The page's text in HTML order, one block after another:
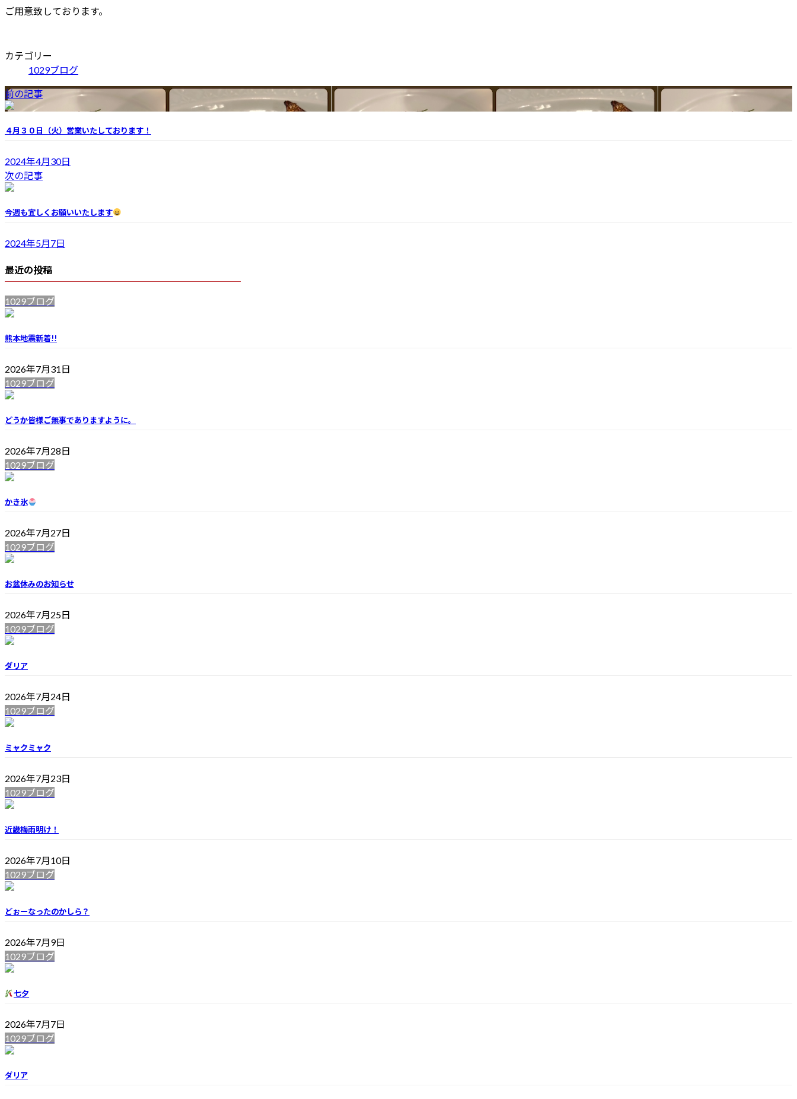
ご用意致しております。
カテゴリー
1029ブログ
前の記事
４月３０日（火）営業いたしております！
2024年4月30日
次の記事
今週も宜しくお願いいたします
2024年5月7日
最近の投稿
1029ブログ
熊本地震新着!!
2026年7月31日
1029ブログ
どうか皆様ご無事でありますように。
2026年7月28日
1029ブログ
かき氷
2026年7月27日
1029ブログ
お盆休みのお知らせ
2026年7月25日
1029ブログ
ダリア
2026年7月24日
1029ブログ
ミャクミャク
2026年7月23日
1029ブログ
近畿梅雨明け！
2026年7月10日
1029ブログ
どぉーなったのかしら？
2026年7月9日
1029ブログ
七夕
2026年7月7日
1029ブログ
ダリア